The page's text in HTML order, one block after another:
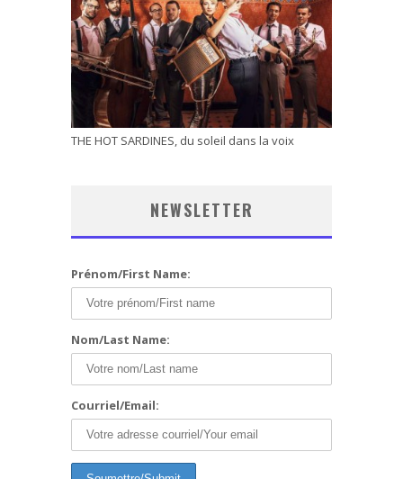
THE HOT SARDINES, du soleil dans la voix
NEWSLETTER
Prénom/First Name:
Nom/Last Name:
Courriel/Email: